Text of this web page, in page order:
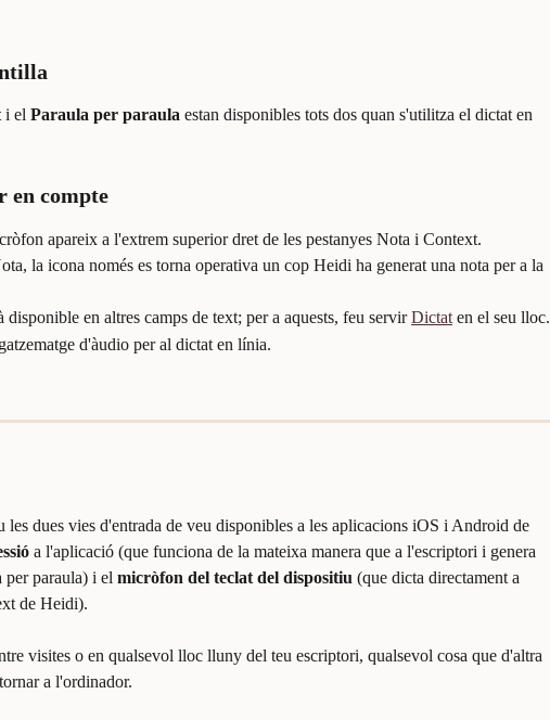
i el Paraula per paraula estan disponibles tots dos quan s'utilitza el dictat en
en compte
apareix a l'extrem superior dret de les pestanyes Nota i Context.
la icona només es torna operativa un cop Heidi ha generat una nota per a la
disponible en altres camps de text; per a aquests, feu servir Dictat en el seu lloc.
d'àudio per al dictat en línia.
dues vies d'entrada de veu disponibles a les aplicacions iOS i Android de
a l'aplicació (que funciona de la mateixa manera que a l'escriptori i genera
per paraula) i el micròfon del teclat del dispositiu (que dicta directament a
de Heidi).
visites o en qualsevol lloc lluny del teu escriptori, qualsevol cosa que d'altra
a l'ordinador.